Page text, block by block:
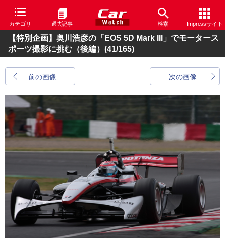
カテゴリ 過去記事 検索 Impressサイト
【特別企画】奥川浩彦の「EOS 5D Mark III」でモータース
ポーツ撮影に挑む（後編） (41/165)
前の画像 次の画像